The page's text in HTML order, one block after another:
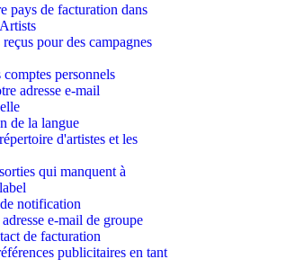
pays de facturation dans
pour des campagnes
personnels
adresse e-mail
de la langue
d'artistes et les
qui manquent à
notification
e-mail de groupe
de facturation
publicitaires en tant